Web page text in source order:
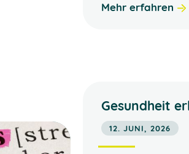
Mehr erfahren
Gesundheit
12. JUNI, 2026